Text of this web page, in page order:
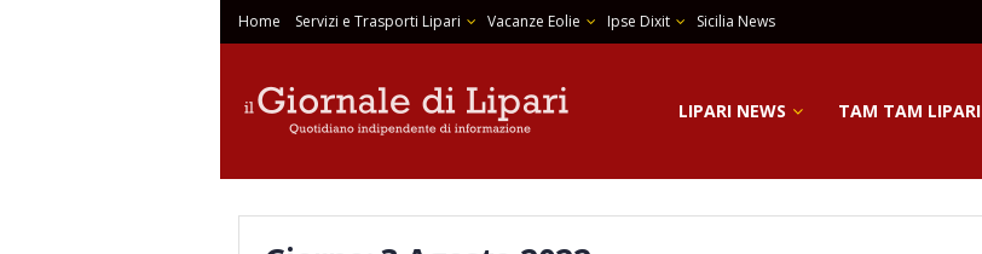
Home Servizi e Trasporti Lipari Vacanze Eolie Ipse Dixit Sicilia News
LIPARI NEWS TAM TAM LIPARI